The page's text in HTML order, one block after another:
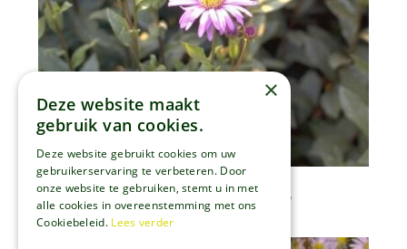
Aster
Aster x frikartii 'Wunder von St?fa'
×
Deze website maakt
gebruik van cookies.
Deze website gebruikt cookies om uw
gebruikerservaring te verbeteren. Door
onze website te gebruiken, stemt u in met
alle cookies in overeenstemming met ons
Cookiebeleid. Lees verder